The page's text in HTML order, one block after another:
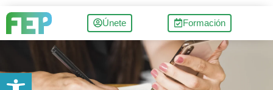
Únete Formación
Abrir barra de herramientas